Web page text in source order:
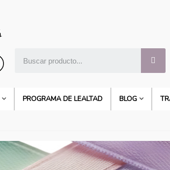
PROGRAMA DE LEALTAD BLOG